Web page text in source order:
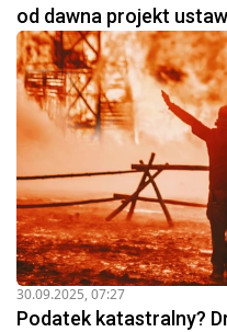
od dawna projekt
30.09.2025, 07:27
Podatek katastralny?